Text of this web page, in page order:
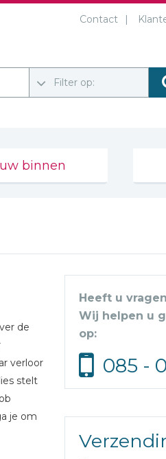
Contact
Filter op:
binnen
de
verloor
stelt
je om
een
Heeft u
Wij helpen u
op:
085 -